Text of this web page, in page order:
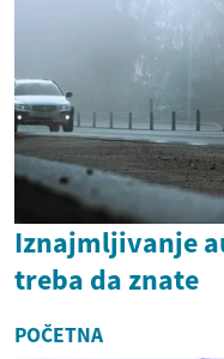
Iznajmljivanje
treba da znate
POČETNA